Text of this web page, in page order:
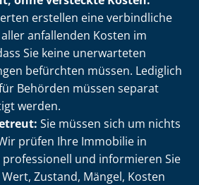
erstellen eine verbindliche
anfallenden Kosten im
Sie keine unerwarteten
befürchten müssen. Lediglich
Behörden müssen separat
werden.
Sie müssen sich um nichts
prüfen Ihre Immobilie in
und informieren Sie
Zustand, Mängel, Kosten